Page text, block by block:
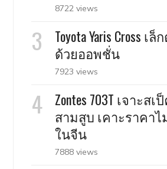
8722 views
Toyota Yaris Cross เ
ด้วยออพชั่น
7923 views
Zontes 703T เจาะส
สามสูบ เคาะราคา
ในจีน
7888 views